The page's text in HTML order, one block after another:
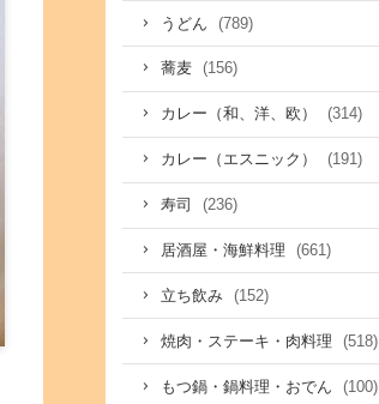
うどん (789)
蕎麦 (156)
カレー（和、洋、欧） (314)
カレー（エスニック） (191)
寿司 (236)
居酒屋・海鮮料理 (661)
立ち飲み (152)
焼肉・ステーキ・肉料理 (518)
もつ鍋・鍋料理・おでん (100)